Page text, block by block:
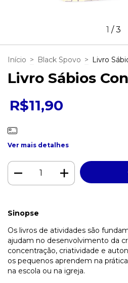
1 /3
Início > Black Spovo > Livro
Livro Sábios
R$11,90
Ver mais detalhes
Sinopse
Os livros de atividades são
ajudam no desenvolvimento da
concentração, criatividade e
os pequenos aprendem na
na escola ou na igreja.